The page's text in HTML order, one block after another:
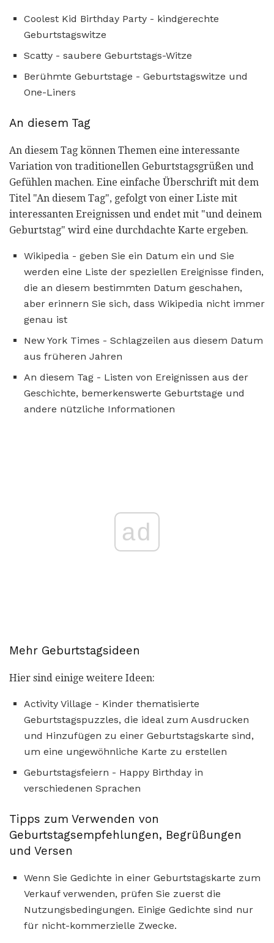
Coolest Kid Birthday Party - kindgerechte
Geburtstagswitze
Scatty - saubere Geburtstags-Witze
Berühmte Geburtstage - Geburtstagswitze und
One-Liners
An diesem Tag
An diesem Tag können Themen eine interessante
Variation von traditionellen Geburtstagsgrüßen und
Gefühlen machen. Eine einfache Überschrift mit dem
Titel "An diesem Tag", gefolgt von einer Liste mit
interessanten Ereignissen und endet mit "und deinem
Geburtstag" wird eine durchdachte Karte ergeben.
Wikipedia - geben Sie ein Datum ein und Sie
werden eine Liste der speziellen Ereignisse finden,
die an diesem bestimmten Datum geschahen,
aber erinnern Sie sich, dass Wikipedia nicht immer
genau ist
New York Times - Schlagzeilen aus diesem Datum
aus früheren Jahren
An diesem Tag - Listen von Ereignissen aus der
Geschichte, bemerkenswerte Geburtstage und
andere nützliche Informationen
ad
Mehr Geburtstagsideen
Hier sind einige weitere Ideen:
Activity Village - Kinder thematisierte
Geburtstagspuzzles, die ideal zum Ausdrucken
und Hinzufügen zu einer Geburtstagskarte sind,
um eine ungewöhnliche Karte zu erstellen
Geburtstagsfeiern - Happy Birthday in
verschiedenen Sprachen
Tipps zum Verwenden von
Geburtstagsempfehlungen, Begrüßungen
und Versen
Wenn Sie Gedichte in einer Geburtstagskarte zum
Verkauf verwenden, prüfen Sie zuerst die
Nutzungsbedingungen. Einige Gedichte sind nur
für nicht-kommerzielle Zwecke.